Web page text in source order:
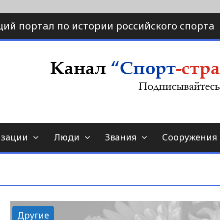
портал по истории российского спорта
страна.ру
по истории спорта
Люди Звания Сооружения
Другие